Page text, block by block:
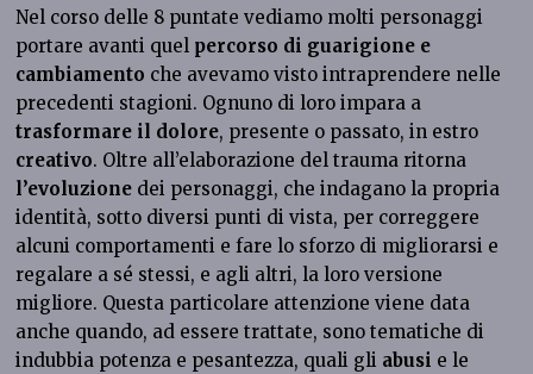
Nel corso delle 8 puntate vediamo molti personaggi
portare avanti quel percorso di guarigione e
cambiamento che avevamo visto intraprendere nelle
precedenti stagioni. Ognuno di loro impara a
trasformare il dolore, presente o passato, in estro
creativo. Oltre all’elaborazione del trauma ritorna
l’evoluzione dei personaggi, che indagano la propria
identità, sotto diversi punti di vista, per correggere
alcuni comportamenti e fare lo sforzo di migliorarsi e
regalare a sé stessi, e agli altri, la loro versione
migliore. Questa particolare attenzione viene data
anche quando, ad essere trattate, sono tematiche di
indubbia potenza e pesantezza, quali gli abusi e le